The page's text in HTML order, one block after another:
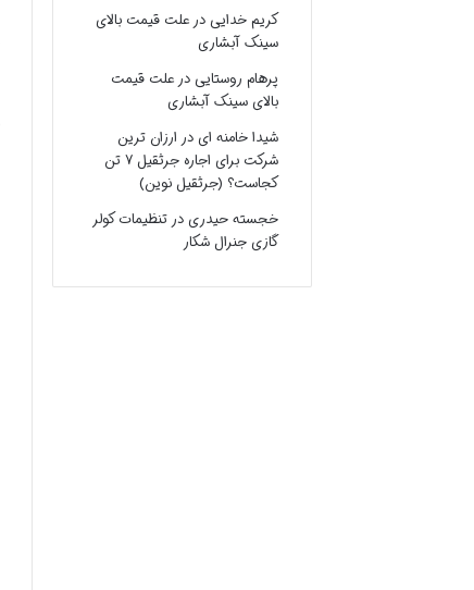
کریم خداییدرعلت قیمت بالای
سینک آبشاری
پرهام روستاییدرعلت قیمت
بالای سینک آبشاری
شیدا خامنه ایدر ارزان ترین
شرکت برای اجاره جرثقیل ۷ تن
کجاست؟ (جرثقیل نوین)
خجسته حیدریدرتنظیمات کولر
گازی جنرال شکار